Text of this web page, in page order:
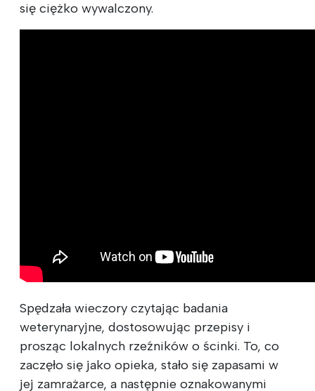
się ciężko wywalczony.
Spędzała wieczory czytając badania
weterynaryjne, dostosowując przepisy i
prosząc lokalnych rzeźników o ścinki. To, co
zaczęło się jako opieka, stało się zapasami w
jej zamrażarce, a następnie oznakowanymi